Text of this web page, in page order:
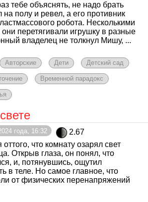
тебе объяснять, не надо брать
полу и ревел, а его противник
робота. Несколькими
перетягивали игрушку в разные
владелец не толкнул Мишу, ...
Авторские Дети Детский сад
Временной парадокс
года, 16:32
2.67
что комнату озарял свет
Открыв глаза, он понял, что
и, потянувшись, ощутил
в теле. Но самое главное, что
от физических перенапряжений